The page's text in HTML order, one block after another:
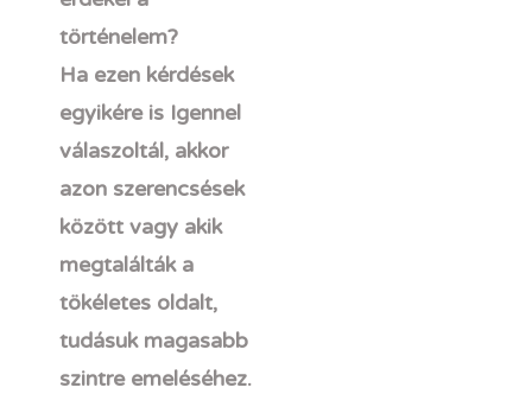
történelem?
Ha ezen kérdések
egyikére is Igennel
válaszoltál, akkor
azon szerencsések
között vagy akik
megtalálták a
tökéletes oldalt,
tudásuk magasabb
szintre emeléséhez.